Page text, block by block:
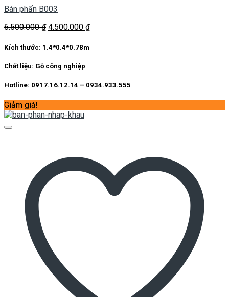
Bàn phấn B003
6.500.000₫ Giá
là:
4.500.000 ₫Giá
Kích thước: 1.4*0.4*0.78m
Chất liệu: Gỗ công nghiệp
Hotline: 0917.16.12.14 – 0934.933.555
Giảm giá!